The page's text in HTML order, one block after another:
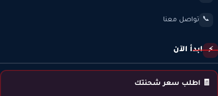
📞 تواصل معنا
⚡ ابدأ الآن
🧾 اطلب سعر شحنتك